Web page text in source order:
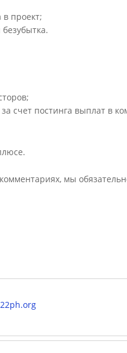
проект;
счет постинга выплат в
мы